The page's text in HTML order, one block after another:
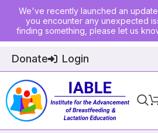
We've recently launched an
you encounter any unexpected
finding something, please let us
Donate Login
Home